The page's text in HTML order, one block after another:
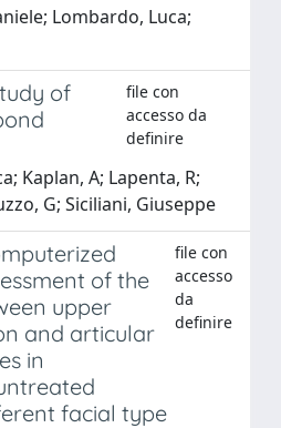
Lombardo, Luca;
of
file con
accesso da
definire
Kaplan, A; Lapenta, R;
G; Siciliani, Giuseppe
of the
upper
and articular
in
facial type
file con
accesso
da
definire